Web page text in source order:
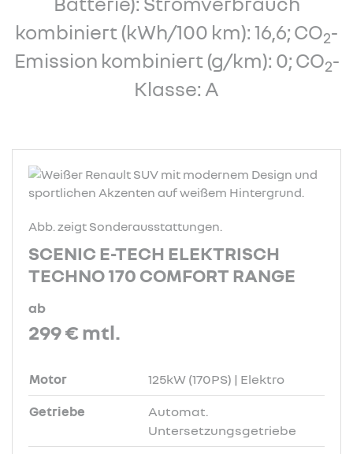
kombiniert (kWh/100 km): 16,6; CO2-
Emission kombiniert (g/km): 0; CO2-
Klasse: A
Abb. zeigt Sonderausstattungen.
SCENIC E-TECH ELEKTRISCH
TECHNO 170 COMFORT RANGE
ab
299 €mtl.
Motor 125kW (170PS) | Elektro
Getriebe
Automat.
Untersetzungsgetriebe